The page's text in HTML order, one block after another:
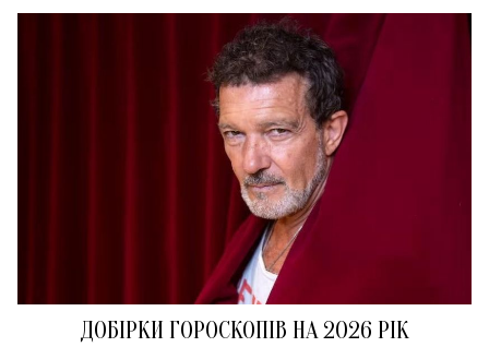
ДОБІРКИ ГОРОСКОПІВ НА 2026 РІК